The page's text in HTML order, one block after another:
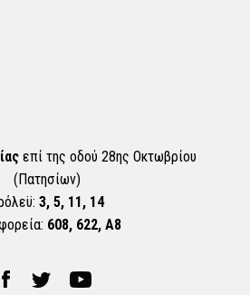
επί της οδού 28ης Οκτωβρίου
(Πατησίων)
3, 5, 11, 14
608, 622, Α8